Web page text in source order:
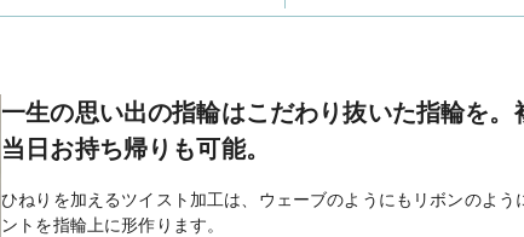
一生の思い出の指輪はこだわり抜いた指輪を。
当日お持ち帰りも可能。
ひねりを加えるツイスト加工は、ウェーブのようにもリボンのよう
ントを指輪上に形作ります。